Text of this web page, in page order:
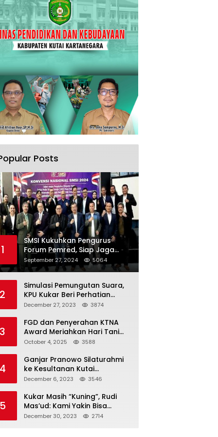
Posts
1
SMSI Kukuhkan Pengurus
Forum Pemred, Siap Jaga
Kualitas Media Daring di
Indonesia
September 27, 2024 5064
2
Simulasi Pemungutan Suara,
KPU Kukar Beri Perhatian
Penyandang Disabilitas
December 27, 2023 3874
3
FGD dan Penyerahan KTNA
Award Meriahkan Hari Tani
Nasional di Kukar
October 4, 2025 3588
Ganjar Pranowo Silaturahmi
ke Kesultanan Kutai
Kartanegara
December 6, 2023 3546
Kukar Masih “Kuning”, Rudi
Mas’ud: Kami Yakin Bisa
Menang di Pemilu 2024
December 30, 2023 2714